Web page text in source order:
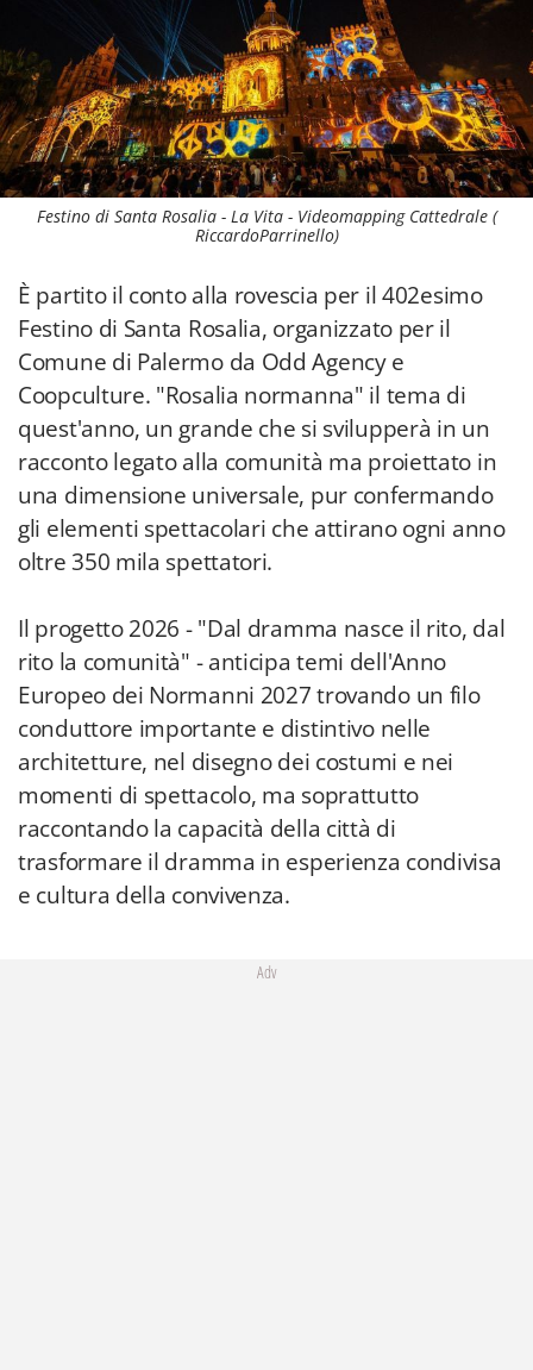
Festino di Santa Rosalia - La Vita - Videomapping Cattedrale (
RiccardoParrinello)
È partito il conto alla rovescia per il 402esimo
Festino di Santa Rosalia, organizzato per il
Comune di Palermo da Odd Agency e
Coopculture. "Rosalia normanna" il tema di
quest'anno, un grande che si svilupperà in un
racconto legato alla comunità ma proiettato in
una dimensione universale, pur confermando
gli elementi spettacolari che attirano ogni anno
oltre 350 mila spettatori.
Il progetto 2026 - "Dal dramma nasce il rito, dal
rito la comunità" - anticipa temi dell'Anno
Europeo dei Normanni 2027 trovando un filo
conduttore importante e distintivo nelle
architetture, nel disegno dei costumi e nei
momenti di spettacolo, ma soprattutto
raccontando la capacità della città di
trasformare il dramma in esperienza condivisa
e cultura della convivenza.
Adv